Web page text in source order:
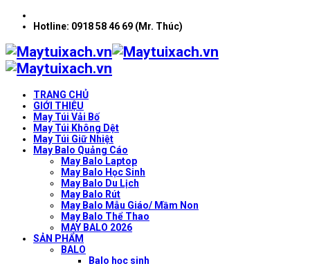
Hotline: 0918 58 46 69 (Mr. Thúc)
TRANG CHỦ
GIỚI THIỆU
May Túi Vải Bố
May Túi Không Dệt
May Túi Giữ Nhiệt
May Balo Quảng Cáo
May Balo Laptop
May Balo Học Sinh
May Balo Du Lịch
May Balo Rút
May Balo Mẫu Giáo/ Mầm Non
May Balo Thể Thao
MAY BALO 2026
SẢN PHẨM
BALO
Balo học sinh